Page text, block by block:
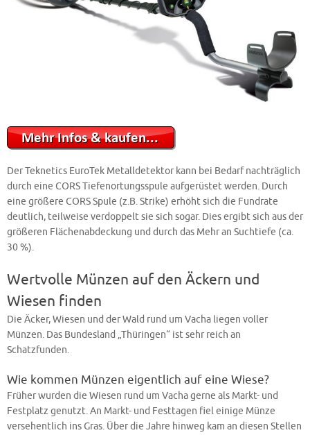
Der Teknetics EuroTek Metalldetektor kann bei Bedarf nachträglich
durch eine CORS Tiefenortungsspule aufgerüstet werden. Durch
eine größere CORS Spule (z.B. Strike) erhöht sich die Fundrate
deutlich, teilweise verdoppelt sie sich sogar. Dies ergibt sich aus der
größeren Flächenabdeckung und durch das Mehr an Suchtiefe (ca.
30 %).
Wertvolle Münzen auf den Äckern und
Wiesen finden
Die Äcker, Wiesen und der Wald rund um Vacha liegen voller
Münzen. Das Bundesland „Thüringen“ ist sehr reich an
Schatzfunden.
Wie kommen Münzen eigentlich auf eine Wiese?
Früher wurden die Wiesen rund um Vacha gerne als Markt- und
Festplatz genutzt. An Markt- und Festtagen fiel einige Münze
versehentlich ins Gras. Über die Jahre hinweg kam an diesen Stellen